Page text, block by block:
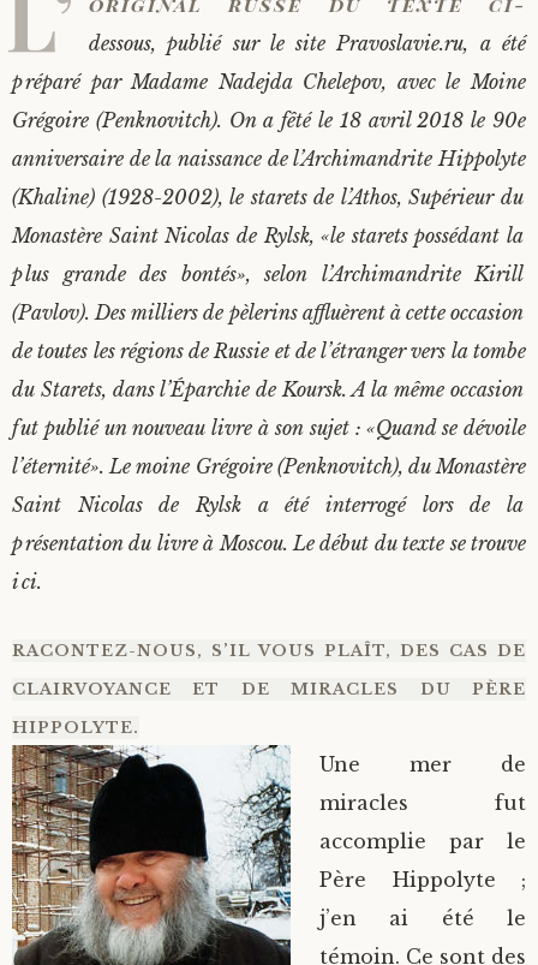
Saint Sophrony l’Athonite
Sainte Xenia
Staritsa Marie Makovkine
Natalia de Vyritsa
Archimandrite Lazare (Abachidzé)
Geronda Arsenios le Spiléote
Archimandrite Nathanaël (Pospelov)
Père Héliodore
dessous, publié sur le site Pravoslavie.ru, a été
préparé par Madame Nadejda Chelepov, avec le Moine
Grégoire (Penknovitch). On a fêté le 18 avril 2018 le 90e
anniversaire de la naissance de l’Archimandrite Hippolyte
(Khaline) (1928-2002), le starets de l’Athos, Supérieur du
Monastère Saint Nicolas de Rylsk, «le starets possédant la
plus grande des bontés», selon l’Archimandrite Kirill
(Pavlov). Des milliers de pèlerins affluèrent à cette occasion
de toutes les régions de Russie et de l’étranger vers la tombe
du Starets, dans l’Éparchie de Koursk. A la même occasion
fut publié un nouveau livre à son sujet : «Quand se dévoile
l’éternité». Le moine Grégoire (Penknovitch), du Monastère
Saint Nicolas de Rylsk a été interrogé lors de la
présentation du livre à Moscou. Le début du texte se trouve
ici.
RACONTEZ-NOUS, S’IL VOUS PLAÎT, DES CAS DE
CLAIRVOYANCE ET DE MIRACLES DU PÈRE
HIPPOLYTE.
Une mer de
miracles fut
accomplie par le
Père Hippolyte ;
j’en ai été le
témoin. Ce sont des